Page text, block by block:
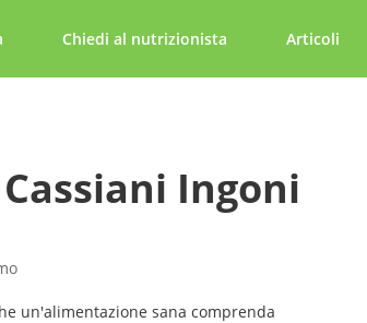
Chiedi al nutrizionista Articoli
Ingoni
un'alimentazione sana comprenda